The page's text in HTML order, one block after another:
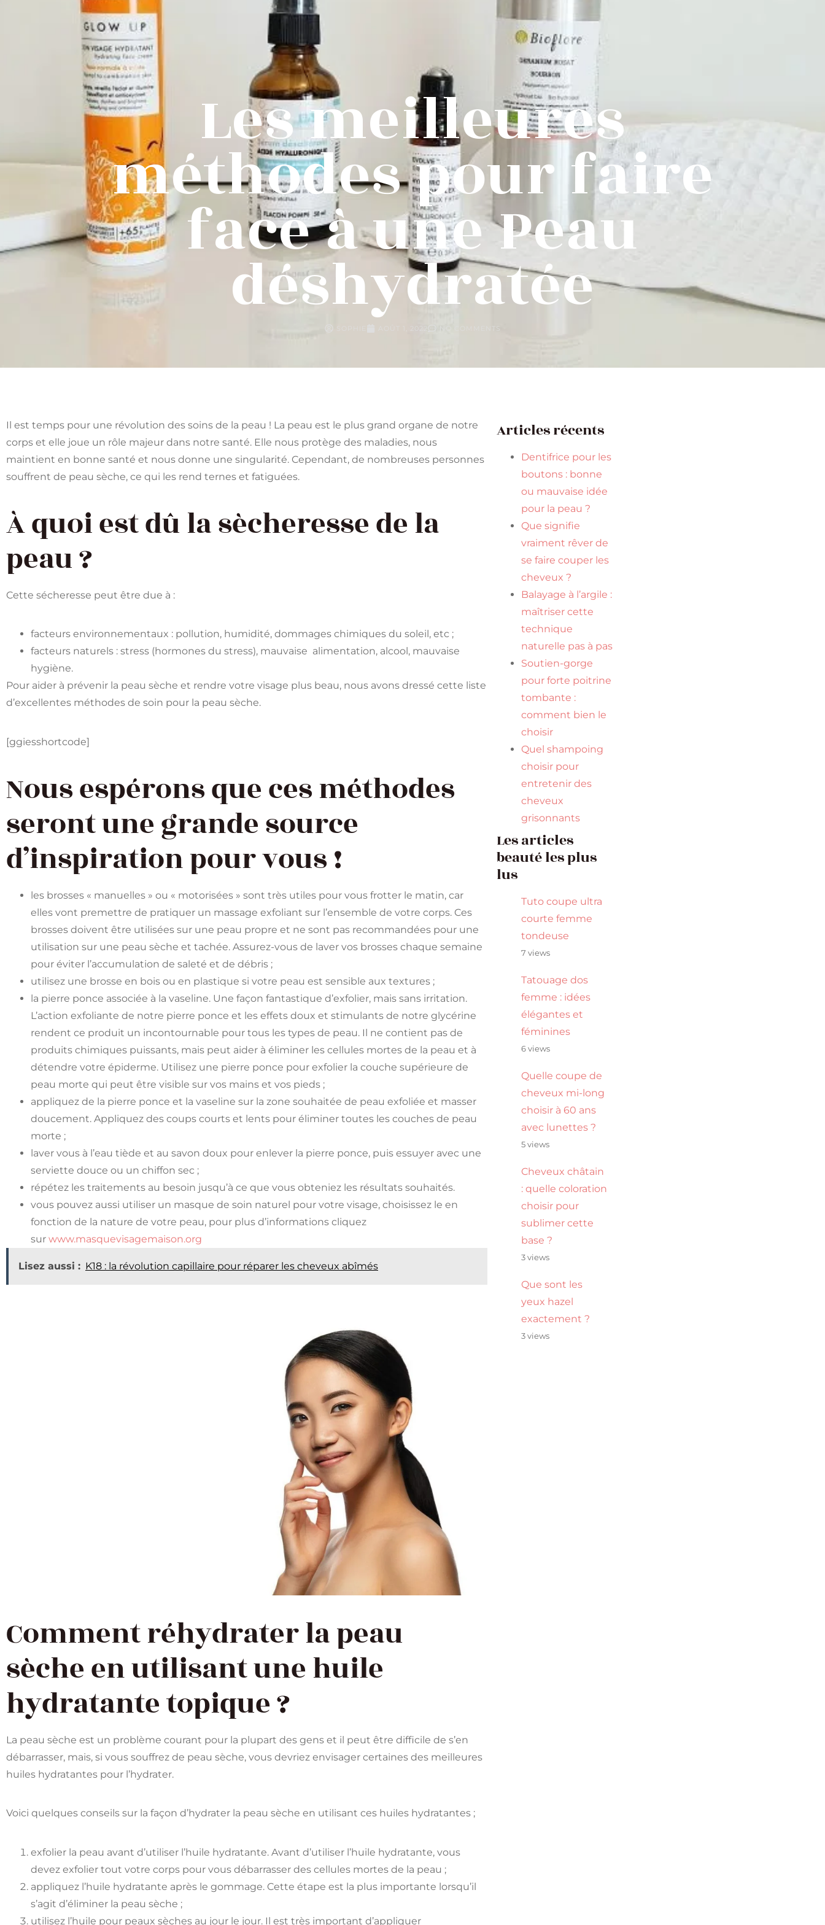
Les meilleures
méthodes pour faire
face à une Peau
déshydratée
NO COMMENTS
Il est temps pour une révolution des soins de la peau ! La peau est le plus grand organe de notre
corps et elle joue un rôle majeur dans notre santé. Elle nous protège des maladies, nous
maintient en bonne santé et nous donne une singularité. Cependant, de nombreuses personnes
souffrent de peau sèche, ce qui les rend ternes et fatiguées.
À quoi est dû la sècheresse de la
peau ?
Cette sécheresse peut être due à :
facteurs environnementaux : pollution, humidité, dommages chimiques du soleil, etc ;
facteurs naturels : stress (hormones du stress), mauvaise alimentation, alcool, mauvaise
hygiène.
Pour aider à prévenir la peau sèche et rendre votre visage plus beau, nous avons dressé cette liste
d’excellentes méthodes de soin pour la peau sèche.
[ggiesshortcode]
Nous espérons que ces méthodes
seront une grande source
d’inspiration pour vous !
les brosses « manuelles » ou « motorisées » sont très utiles pour vous frotter le matin, car
elles vont premettre de pratiquer un massage exfoliant sur l’ensemble de votre corps. Ces
brosses doivent être utilisées sur une peau propre et ne sont pas recommandées pour une
utilisation sur une peau sèche et tachée. Assurez-vous de laver vos brosses chaque semaine
pour éviter l’accumulation de saleté et de débris ;
utilisez une brosse en bois ou en plastique si votre peau est sensible aux textures ;
la pierre ponce associée à la vaseline. Une façon fantastique d’exfolier, mais sans irritation.
L’action exfoliante de notre pierre ponce et les effets doux et stimulants de notre glycérine
rendent ce produit un incontournable pour tous les types de peau. Il ne contient pas de
produits chimiques puissants, mais peut aider à éliminer les cellules mortes de la peau et à
détendre votre épiderme. Utilisez une pierre ponce pour exfolier la couche supérieure de
peau morte qui peut être visible sur vos mains et vos pieds ;
appliquez de la pierre ponce et la vaseline sur la zone souhaitée de peau exfoliée et masser
doucement. Appliquez des coups courts et lents pour éliminer toutes les couches de peau
morte ;
laver vous à l’eau tiède et au savon doux pour enlever la pierre ponce, puis essuyer avec une
serviette douce ou un chiffon sec ;
répétez les traitements au besoin jusqu’à ce que vous obteniez les résultats souhaités.
vous pouvez aussi utiliser un masque de soin naturel pour votre visage, choisissez le en
fonction de la nature de votre peau, pour plus d’informations cliquez
sur www.masquevisagemaison.org
Lisez aussi : K18 : la révolution capillaire pour réparer les cheveux abîmés
Comment réhydrater la peau
sèche en utilisant une huile
hydratante topique ?
La peau sèche est un problème courant pour la plupart des gens et il peut être difficile de s’en
débarrasser, mais, si vous souffrez de peau sèche, vous devriez envisager certaines des meilleures
huiles hydratantes pour l’hydrater.
Voici quelques conseils sur la façon d’hydrater la peau sèche en utilisant ces huiles hydratantes ;
exfolier la peau avant d’utiliser l’huile hydratante. Avant d’utiliser l’huile hydratante, vous
devez exfolier tout votre corps pour vous débarrasser des cellules mortes de la peau ;
appliquez l’huile hydratante après le gommage. Cette étape est la plus importante lorsqu’il
s’agit d’éliminer la peau sèche ;
utilisez l’huile pour peaux sèches au jour le jour. Il est très important d’appliquer
Articles récents
Dentifrice pour les
boutons : bonne
ou mauvaise idée
pour la peau ?
Que signifie
vraiment rêver de
se faire couper les
cheveux ?
Balayage à l’argile :
maîtriser cette
technique
naturelle pas à pas
Soutien-gorge
pour forte poitrine
tombante :
comment bien le
choisir
Quel shampoing
choisir pour
entretenir des
cheveux
grisonnants
Les articles
beauté les plus
lus
Tuto coupe ultra
courte femme
tondeuse
7 views
Tatouage dos
femme : idées
élégantes et
féminines
6 views
Quelle coupe de
cheveux mi-long
choisir à 60 ans
avec lunettes ?
5 views
Cheveux châtain
: quelle coloration
choisir pour
sublimer cette
base ?
3 views
Que sont les
yeux hazel
exactement ?
3 views